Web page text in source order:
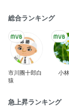
総合ランキング
市川團十郎白
猿
小
急上昇ランキング